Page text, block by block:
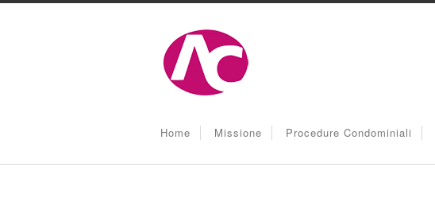
Home Missione Procedure Condominiali